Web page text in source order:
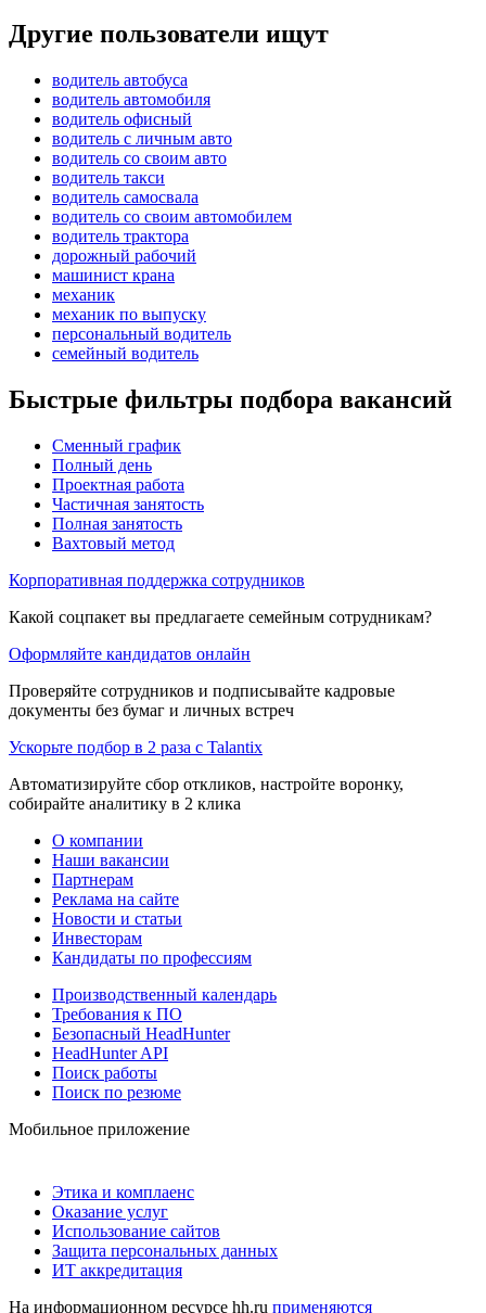
Другие пользователи ищут
водитель автобуса
водитель автомобиля
водитель офисный
водитель с личным авто
водитель со своим авто
водитель такси
водитель самосвала
водитель со своим автомобилем
водитель трактора
дорожный рабочий
машинист крана
механик
механик по выпуску
персональный водитель
семейный водитель
Быстрые фильтры подбора вакансий
Сменный график
Полный день
Проектная работа
Частичная занятость
Полная занятость
Вахтовый метод
Корпоративная поддержка сотрудников
Какой соцпакет вы предлагаете семейным сотрудникам?
Оформляйте кандидатов онлайн
Проверяйте сотрудников и подписывайте кадровые
документы без бумаг и личных встреч
Ускорьте подбор в 2 раза с Talantix
Автоматизируйте сбор откликов, настройте воронку,
собирайте аналитику в 2 клика
О компании
Наши вакансии
Партнерам
Реклама на сайте
Новости и статьи
Инвесторам
Кандидаты по профессиям
Производственный календарь
Требования к ПО
Безопасный HeadHunter
HeadHunter API
Поиск работы
Поиск по резюме
Мобильное приложение
Этика и комплаенс
Оказание услуг
Использование сайтов
Защита персональных данных
ИТ аккредитация
На информационном ресурсе hh.ru применяются